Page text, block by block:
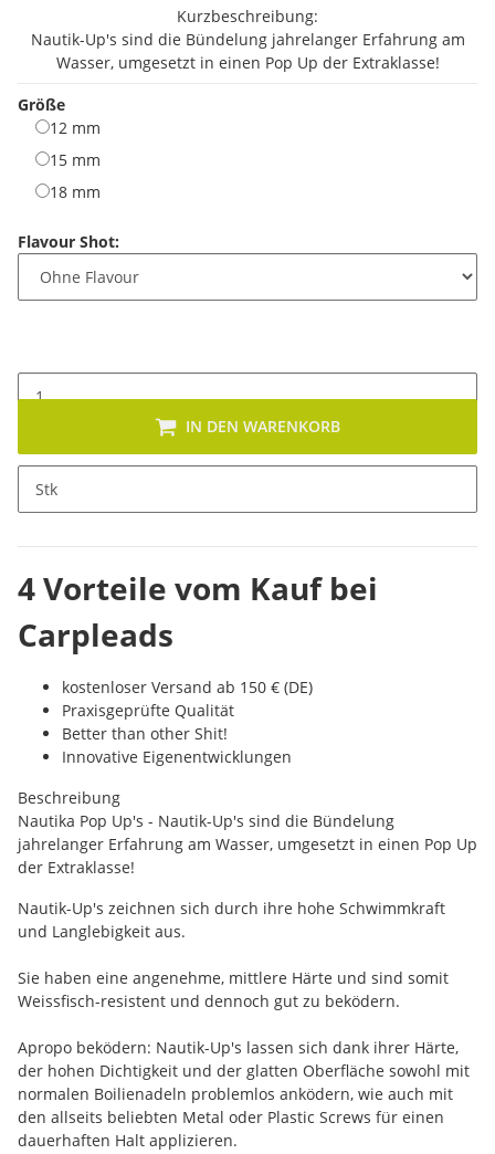
Kurzbeschreibung:
Nautik-Up's sind die Bündelung jahrelanger Erfahrung am
Wasser, umgesetzt in einen Pop Up der Extraklasse!
Größe
12 mm
15 mm
18 mm
Flavour Shot:
Stk
IN DEN WARENKORB
Dieses Produkt hat Variationen. Wähle bitte die gewünschte
Variation aus.
4 Vorteile vom Kauf bei
Carpleads
kostenloser Versand ab 150 € (DE)
Praxisgeprüfte Qualität
Better than other Shit!
Innovative Eigenentwicklungen
Beschreibung
Nautika Pop Up's - Nautik-Up's sind die Bündelung
jahrelanger Erfahrung am Wasser, umgesetzt in einen Pop Up
der Extraklasse!
Nautik-Up's zeichnen sich durch ihre hohe Schwimmkraft
und Langlebigkeit aus.
Sie haben eine angenehme, mittlere Härte und sind somit
Weissfisch-resistent und dennoch gut zu beködern.
Apropo beködern: Nautik-Up's lassen sich dank ihrer Härte,
der hohen Dichtigkeit und der glatten Oberfläche sowohl mit
normalen Boilienadeln problemlos anködern, wie auch mit
den allseits beliebten Metal oder Plastic Screws für einen
dauerhaften Halt applizieren.